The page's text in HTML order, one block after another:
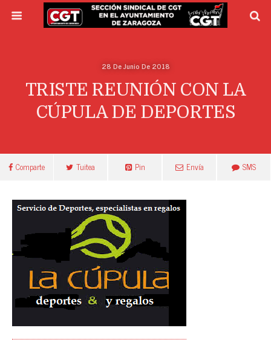
28 De Junio De 2018
TRISTE REUNIÓN CON LA
CÚPULA DE DEPORTES
Comparte Tuitea Pin Envía SMS